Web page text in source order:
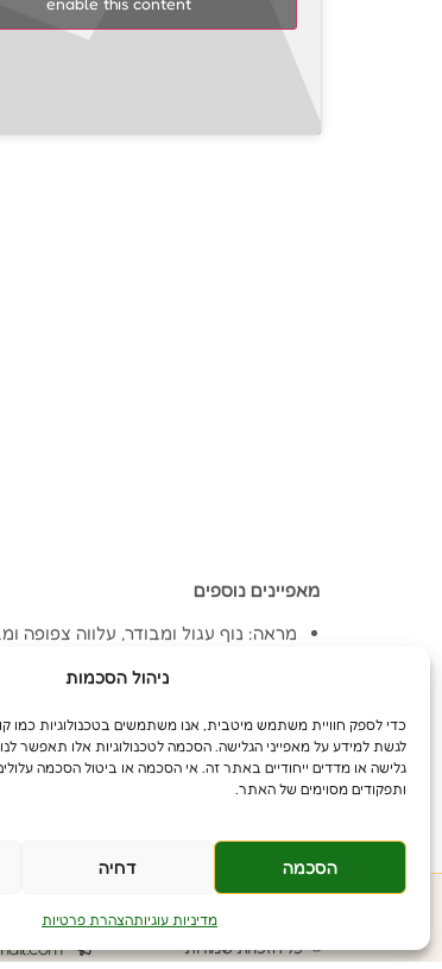
ניהול הסכמות
לגשת למידע על מאפייני הגלישה. הסכמה לטכנולוגיות אלו תאפשר
גלישה או מדדים ייחודיים באתר זה. אי הסכמה או ביטול הסכמה
ותפקודים מסוימים של האתר.
הסכמה דחיה
מדיניות עוגיותהצהרת פרטיות
מאפיינים נוספים
מראה: נוף עגול ומבודר, עלווה צפופה
קצב גידול: בינוני.
עמידות: עמיד בקו חוף שני, עמיד במים
קרקע: מתאים למגוון רחב של סוגי
פרי: פריחה צהובה-כתומה באביב,
© כל הזכויות שמורות